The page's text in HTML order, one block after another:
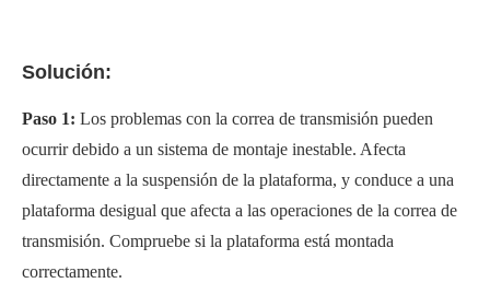
Solución:
Paso 1: Los problemas con la correa de transmisión pueden
ocurrir debido a un sistema de montaje inestable. Afecta
directamente a la suspensión de la plataforma, y conduce a una
plataforma desigual que afecta a las operaciones de la correa de
transmisión. Compruebe si la plataforma está montada
correctamente.